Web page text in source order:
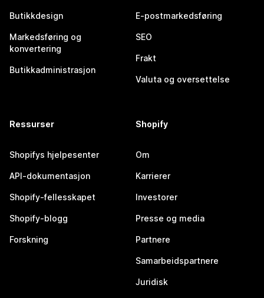
Butikkdesign
Markedsføring og
konvertering
Butikkadministrasjon
E-postmarkedsføring
SEO
Frakt
Valuta og oversettelse
Ressurser
Shopifys hjelpesenter
API-dokumentasjon
Shopify-fellesskapet
Shopify-blogg
Forskning
Shopify
Om
Karrierer
Investorer
Presse og media
Partnere
Samarbeidspartnere
Juridisk